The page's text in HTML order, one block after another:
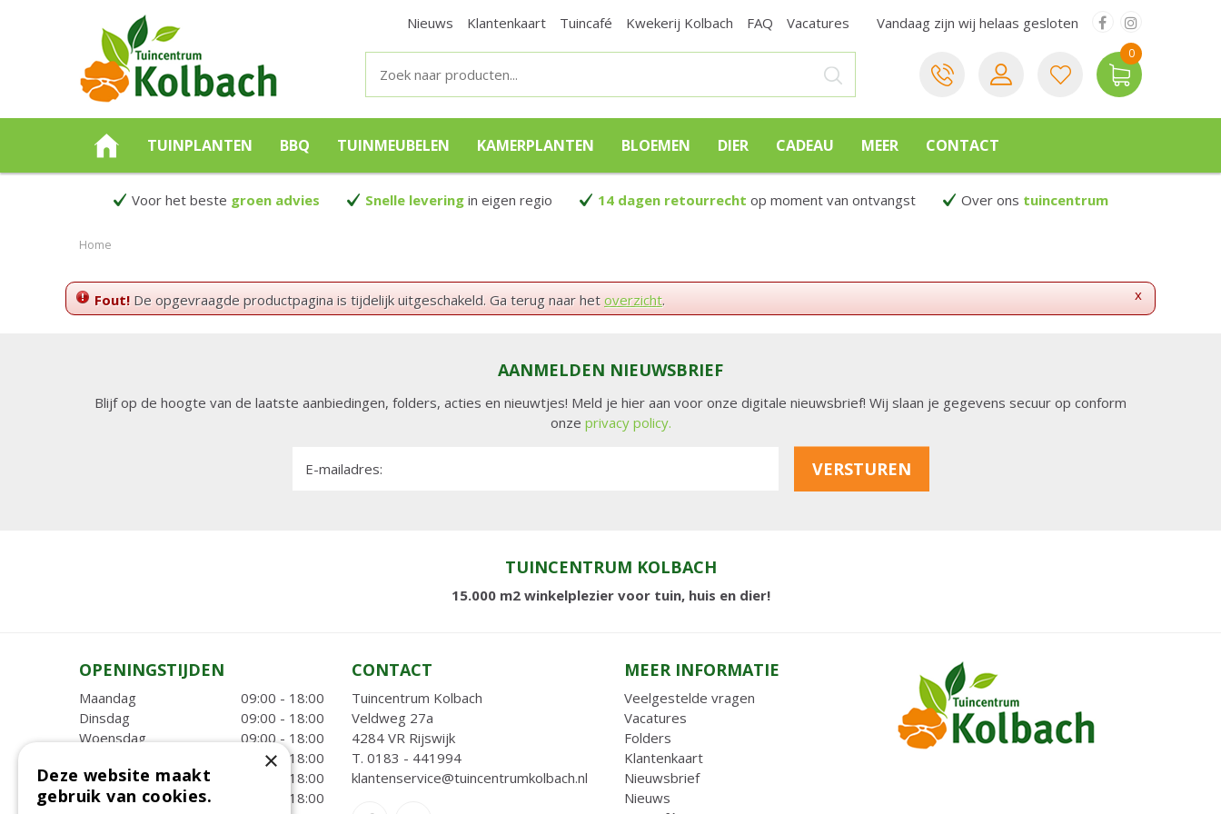
Home
Nieuws Klantenkaart Tuincafé Kwekerij Kolbach FAQ Vacatures Vandaag zijn wij helaas gesloten
TUINPLANTEN BBQ TUINMEUBELEN KAMERPLANTEN BLOEMEN DIER CADEAU MEER CONTACT
Voor het beste groen advies Snelle leveringin eigen regio 14 dagen retourrecht op moment van ontvangst Over ons tuincentrum
x
Fout! De opgevraagde productpagina is tijdelijk uitgeschakeld. Ga terug naar het overzicht.
AANMELDEN NIEUWSBRIEF
Blijf op de hoogte van de laatste aanbiedingen, folders, acties en nieuwtjes! Meld je hier aan voor onze digitale nieuwsbrief! Wij slaan je gegevens secuur op conform
onze privacy policy.
E-mailadres:
TUINCENTRUM KOLBACH
15.000 m2 winkelplezier voor tuin, huis en dier!
OPENINGSTIJDEN
Maandag
09:00 - 18:00
Dinsdag
09:00 - 18:00
Woensdag
09:00 - 18:00
09:00 - 18:00
Vrijdag
09:00 - 18:00
Zaterdag
09:00 - 18:00
CONTACT
Tuincentrum Kolbach
Veldweg 27a
4284 VR Rijswijk
T. 0183 - 441994
klantenservice@tuincentrumkolbach.nl
MEER INFORMATIE
Veelgestelde vragen
Vacatures
Folders
Klantenkaart
Nieuwsbrief
Nieuws
×
Deze website maakt
gebruik van cookies.